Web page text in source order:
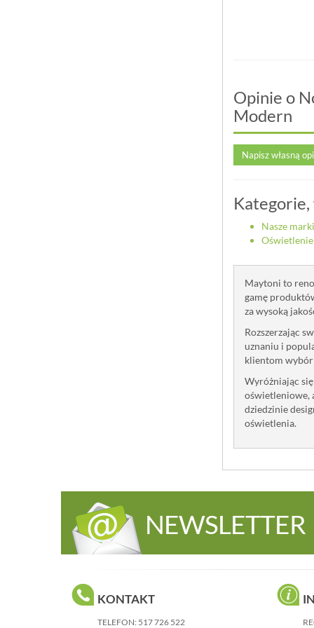
Opinie o
Modern
Napisz własną
Nasze marki
Oświetlenie
Maytoni to
gamę
za wysoką
Rozszerzając
uznaniu i
klientom
Wyróżniając
oświetleniowe,
dziedzinie
oświetlenia.
NEWSLETTER
KONTAKT
TELEFON: 517 726 522